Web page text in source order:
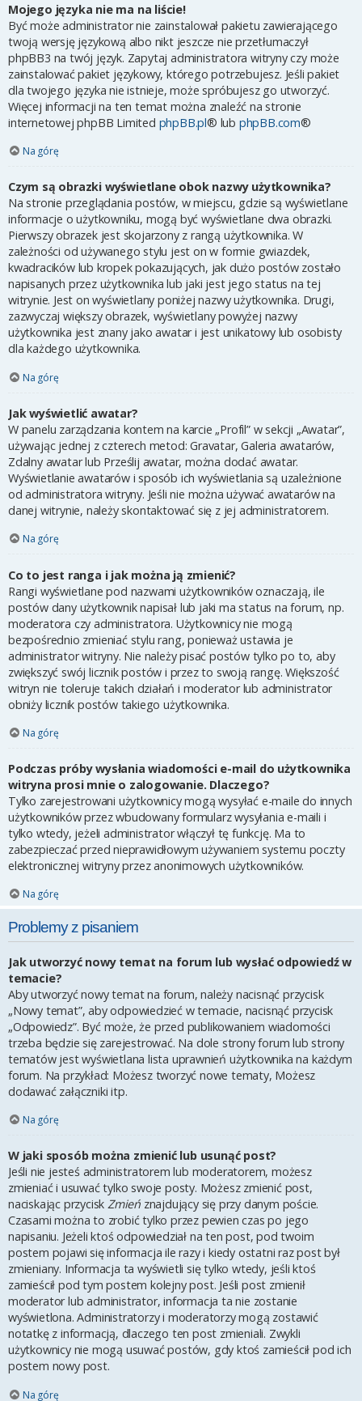
Mojego języka nie ma na liście!
Być może administrator nie zainstalował pakietu zawierającego
twoją wersję językową albo nikt jeszcze nie przetłumaczył
phpBB3 na twój język. Zapytaj administratora witryny czy może
zainstalować pakiet językowy, którego potrzebujesz. Jeśli pakiet
dla twojego języka nie istnieje, może spróbujesz go utworzyć.
Więcej informacji na ten temat można znaleźć na stronie
internetowej phpBB Limited phpBB.pl® lub phpBB.com®
Na górę
Czym są obrazki wyświetlane obok nazwy użytkownika?
Na stronie przeglądania postów, w miejscu, gdzie są wyświetlane
informacje o użytkowniku, mogą być wyświetlane dwa obrazki.
Pierwszy obrazek jest skojarzony z rangą użytkownika. W
zależności od używanego stylu jest on w formie gwiazdek,
kwadracików lub kropek pokazujących, jak dużo postów zostało
napisanych przez użytkownika lub jaki jest jego status na tej
witrynie. Jest on wyświetlany poniżej nazwy użytkownika. Drugi,
zazwyczaj większy obrazek, wyświetlany powyżej nazwy
użytkownika jest znany jako awatar i jest unikatowy lub osobisty
dla każdego użytkownika.
Na górę
Jak wyświetlić awatar?
W panelu zarządzania kontem na karcie „Profil” w sekcji „Awatar”,
używając jednej z czterech metod: Gravatar, Galeria awatarów,
Zdalny awatar lub Prześlij awatar, można dodać awatar.
Wyświetlanie awatarów i sposób ich wyświetlania są uzależnione
od administratora witryny. Jeśli nie można używać awatarów na
danej witrynie, należy skontaktować się z jej administratorem.
Na górę
Co to jest ranga i jak można ją zmienić?
Rangi wyświetlane pod nazwami użytkowników oznaczają, ile
postów dany użytkownik napisał lub jaki ma status na forum, np.
moderatora czy administratora. Użytkownicy nie mogą
bezpośrednio zmieniać stylu rang, ponieważ ustawia je
administrator witryny. Nie należy pisać postów tylko po to, aby
zwiększyć swój licznik postów i przez to swoją rangę. Większość
witryn nie toleruje takich działań i moderator lub administrator
obniży licznik postów takiego użytkownika.
Na górę
Podczas próby wysłania wiadomości e-mail do użytkownika
witryna prosi mnie o zalogowanie. Dlaczego?
Tylko zarejestrowani użytkownicy mogą wysyłać e-maile do innych
użytkowników przez wbudowany formularz wysyłania e-maili i
tylko wtedy, jeżeli administrator włączył tę funkcję. Ma to
zabezpieczać przed nieprawidłowym używaniem systemu poczty
elektronicznej witryny przez anonimowych użytkowników.
Na górę
Problemy z pisaniem
Jak utworzyć nowy temat na forum lub wysłać odpowiedź w
temacie?
Aby utworzyć nowy temat na forum, należy nacisnąć przycisk
„Nowy temat”, aby odpowiedzieć w temacie, nacisnąć przycisk
„Odpowiedz”. Być może, że przed publikowaniem wiadomości
trzeba będzie się zarejestrować. Na dole strony forum lub strony
tematów jest wyświetlana lista uprawnień użytkownika na każdym
forum. Na przykład: Możesz tworzyć nowe tematy, Możesz
dodawać załączniki itp.
Na górę
W jaki sposób można zmienić lub usunąć post?
Jeśli nie jesteś administratorem lub moderatorem, możesz
zmieniać i usuwać tylko swoje posty. Możesz zmienić post,
naciskając przycisk Zmień znajdujący się przy danym poście.
Czasami można to zrobić tylko przez pewien czas po jego
napisaniu. Jeżeli ktoś odpowiedział na ten post, pod twoim
postem pojawi się informacja ile razy i kiedy ostatni raz post był
zmieniany. Informacja ta wyświetli się tylko wtedy, jeśli ktoś
zamieścił pod tym postem kolejny post. Jeśli post zmienił
moderator lub administrator, informacja ta nie zostanie
wyświetlona. Administratorzy i moderatorzy mogą zostawić
notatkę z informacją, dlaczego ten post zmieniali. Zwykli
użytkownicy nie mogą usuwać postów, gdy ktoś zamieścił pod ich
postem nowy post.
Na górę